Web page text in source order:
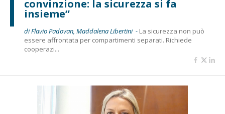
convinzione: la sicurezza si fa
insieme”
di Flavio Padovan, Maddalena Libertini - La sicurezza non può
essere affrontata per compartimenti separati. Richiede
cooperazi...